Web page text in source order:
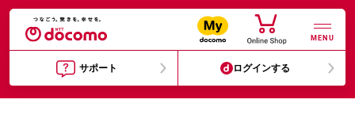
MENU
サポート ログインする